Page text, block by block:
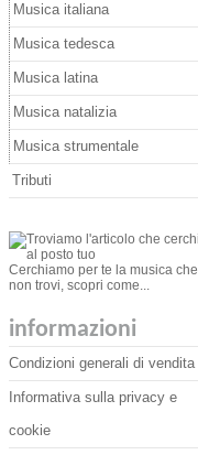
Musica italiana
Musica tedesca
Musica latina
Musica natalizia
Musica strumentale
Tributi
Cerchiamo per te la musica che
non trovi, scopri come...
informazioni
Condizioni generali di vendita
Informativa sulla privacy e
cookie